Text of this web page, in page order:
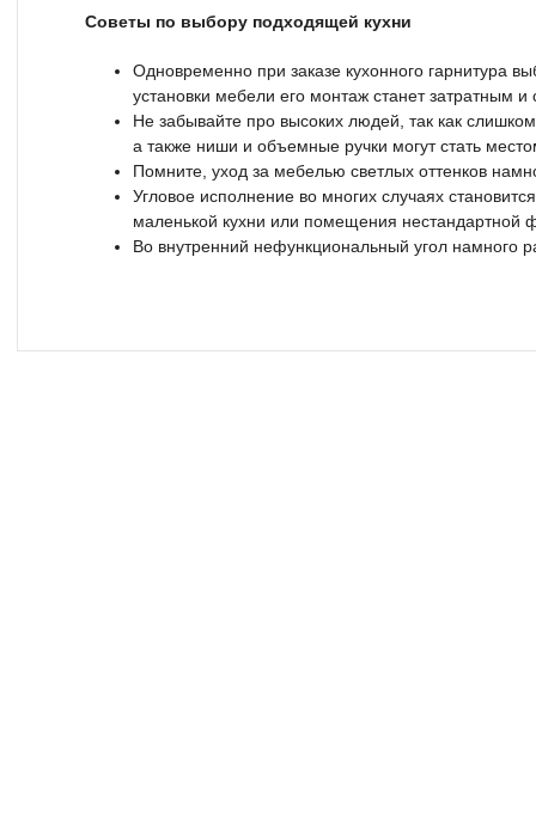
Советы по выбору подходящей кухни
Одновременно при заказе кухонного гарнитура
установки мебели его монтаж станет затратным
Не забывайте про высоких людей, так как
а также ниши и объемные ручки могут стать
Помните, уход за мебелью светлых оттенков
Угловое исполнение во многих случаях
маленькой кухни или помещения нестандартной
Во внутренний нефункциональный угол намного